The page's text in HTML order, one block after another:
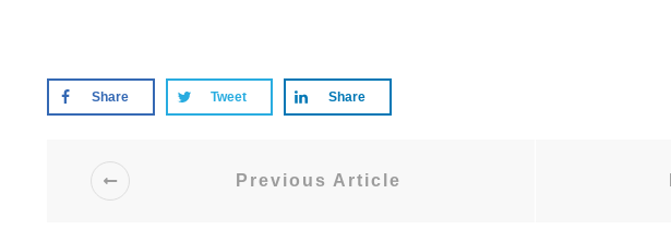
Share Tweet Share
Previous Article